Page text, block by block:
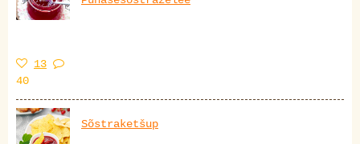
13
40
Sõstraketšup